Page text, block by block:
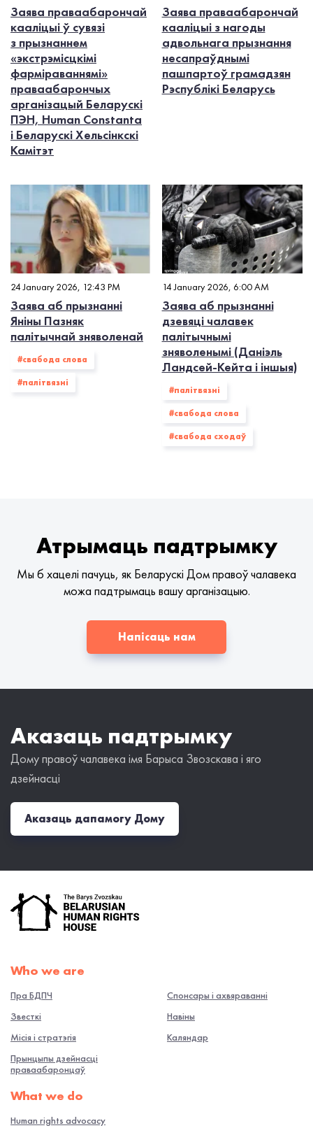
Заява праваабарончай
кааліцыі ў сувязі
з прызнаннем
«экстрэмісцкімі
фарміраваннямі»
праваабарончых
арганізацый Беларускі
ПЭН, Human Constanta
і Беларускі Хельсінкскі
Камітэт
Заява праваабарончай
кааліцыі з нагоды
адвольнага прызнання
несапраўднымі
пашпартоў грамадзян
Рэспублікі Беларусь
24 January 2026, 12:43 PM
Заява аб прызнанні
Яніны Пазняк
палітычнай зняволенай
#свабода слова
#палiтвязнi
14 January 2026, 6:00 AM
Заява аб прызнанні
дзевяці чалавек
палітычнымі
зняволенымі (Даніэль
Ландсей-Кейта і іншыя)
#палiтвязнi
#свабода слова
#свабода сходаў
Атрымаць падтрымку
Мы б хацелі пачуць, як Беларускі Дом правоў чалавека
можа падтрымаць вашу арганізацыю.
Напісаць нам
Аказаць падтрымку
Дому правоў чалавека імя Барыса Звозскава і яго
дзейнасці
Аказаць дапамогу Дому
Who we are
Пра БДПЧ
Звесткі
Місія і стратэгія
Прынцыпы дзейнасці
праваабаронцаў
Спонсары і ахвяраванні
Навiны
Каляндар
What we do
Human rights advocacy